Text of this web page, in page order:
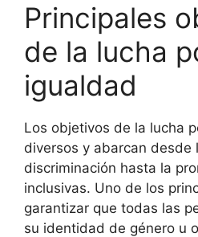
Principales
de la lucha
igualdad
Los objetivos de la lucha
diversos y abarcan desde
discriminación hasta la
inclusivas. Uno de los
garantizar que todas las
su identidad de género u